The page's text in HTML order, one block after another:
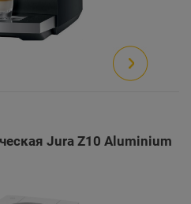
Jura Z10 Aluminium